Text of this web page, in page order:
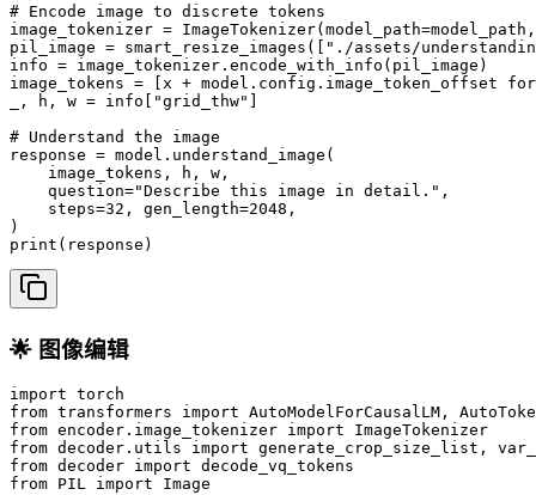
# Encode image to discrete tokens
image_tokenizer =
pil_image = smart_resize_images(["./assets/
info = image_tokenizer.encode_with_info(pil_image)
image_tokens = [x +
_, h, w = info["grid_thw"]
# Understand the image
response = model.understand_image(
    image_tokens, h, w,
    question="Describe this image in detail.",
    steps=32, gen_length=2048,
)
print(response)
🌟 图像编辑
import torch
from transformers import AutoModelForCausalLM,
from encoder.image_tokenizer import ImageTokenizer
from decoder.utils import generate_crop_size_list,
from decoder import decode_vq_tokens
from PIL import Image